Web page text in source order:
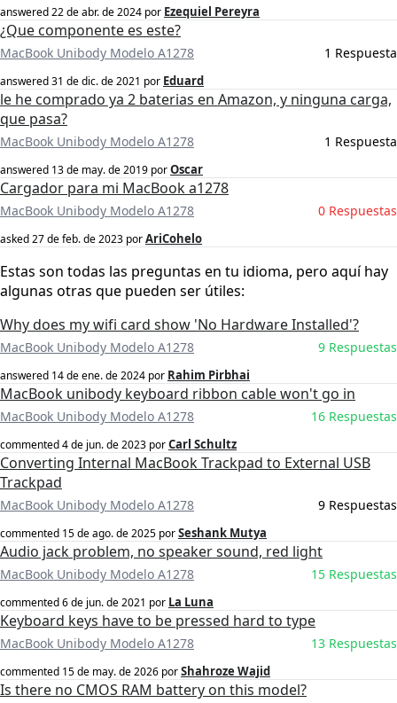
answered22 de abr. de 2024 por Ezequiel Pereyra
¿Que componente es este?
MacBook Unibody Modelo A1278 1 Respuesta
answered31 de dic. de 2021 por Eduard
le he comprado ya 2 baterias en Amazon, y ninguna carga,
que pasa?
MacBook Unibody Modelo A1278 1 Respuesta
answered 13 de may. de 2019 porOscar
Cargador para mi MacBook a1278
MacBook Unibody Modelo A1278 0 Respuestas
asked27 de feb. de 2023 porAriCohelo
Estas son todas las preguntas en tu idioma, pero aquí hay
algunas otras que pueden ser útiles:
Why does my wifi card show 'No Hardware Installed'?
MacBook Unibody Modelo A1278 9 Respuestas
answered 14 de ene. de 2024 por Rahim Pirbhai
MacBook unibody keyboard ribbon cable won't go in
MacBook Unibody Modelo A1278 16 Respuestas
commented4 de jun. de 2023 porCarl Schultz
Converting Internal MacBook Trackpad to External USB
Trackpad
MacBook Unibody Modelo A1278 9 Respuestas
commented 15 de ago. de 2025 porSeshank Mutya
Audio jack problem, no speaker sound, red light
MacBook Unibody Modelo A1278 15 Respuestas
commented6 de jun. de 2021 por La Luna
Keyboard keys have to be pressed hard to type
MacBook Unibody Modelo A1278 13 Respuestas
commented 15 de may. de 2026 porShahroze Wajid
Is there no CMOS RAM battery on this model?